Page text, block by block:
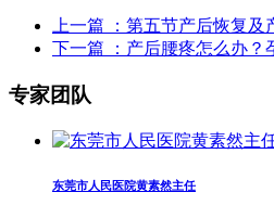
上一篇
：第五节产后恢复及
下一篇
：产后腰疼怎么办？
专家团队
东莞市人民医院黄素然主任